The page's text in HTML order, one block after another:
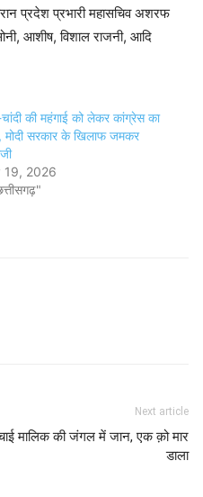
प्रदेश प्रभारी महासचिव अशरफ
आशीष, विशाल राजनी, आदि
चांदी की महंगाई को लेकर कांग्रेस का
मोदी सरकार के खिलाफ जमकर
19, 2026
Next article
मालिक की जंगल में जान, एक क़ो मार
डाला